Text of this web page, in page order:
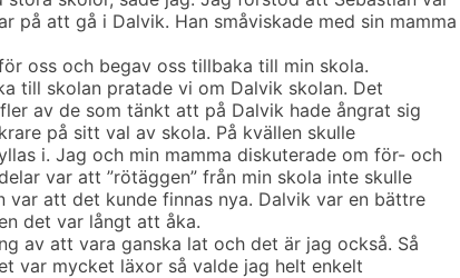
på att gå i Dalvik. Han småviskade med sin mamma
oss och begav oss tillbaka till min skola.
till skolan pratade vi om Dalvik skolan. Det
av de som tänkt att på Dalvik hade ångrat sig
på sitt val av skola. På kvällen skulle
i. Jag och min mamma diskuterade om för- och
var att ”rötäggen” från min skola inte skulle
var att det kunde finnas nya. Dalvik var en bättre
det var långt att åka.
av att vara ganska lat och det är jag också. Så
var mycket läxor så valde jag helt enkelt